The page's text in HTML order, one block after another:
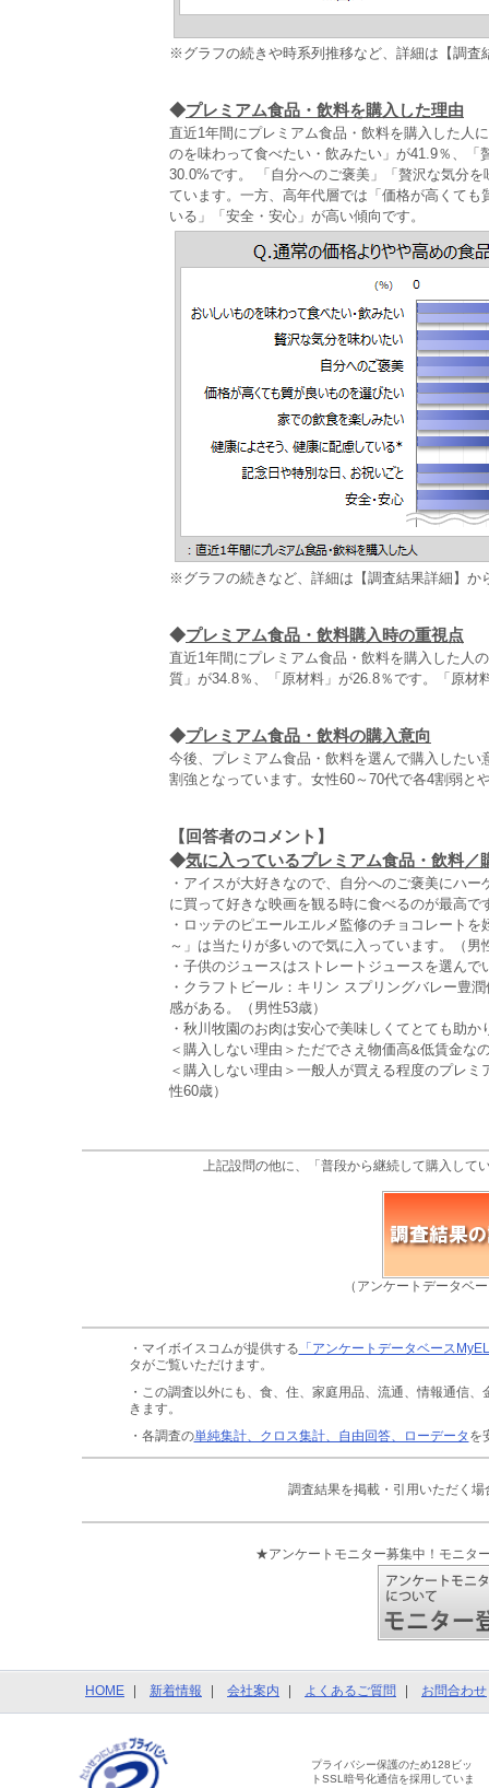
※グラフの続きや時系列推移など、詳細は【調査
◆プレミアム食品・飲料を購入した理由
直近1年間にプレミアム食品・飲料を購入した人
のを味わって食べたい・飲みたい」が41.9％、
30.0%です。 「自分へのご褒美」「贅沢な気分
ています。一方、高年代層では「価格が高くて
いる」「安全・安心」が高い傾向です。
※グラフの続きなど、詳細は【調査結果詳細】か
◆プレミアム食品・飲料購入時の重視点
直近1年間にプレミアム食品・飲料を購入した人
質」が34.8％、「原材料」が26.8％です。「原
◆プレミアム食品・飲料の購入意向
今後、プレミアム食品・飲料を選んで購入した
割強となっています。女性60～70代で各4割弱と
【回答者のコメント】
◆気に入っているプレミアム食品・飲料／
・アイスが大好きなので、自分へのご褒美にハ
に買って好きな映画を観る時に食べるのが最高で
・ロッテのピエールエルメ監修のチョコレート
～」は当たりが多いので気に入っています。（男
・子供のジュースはストレートジュースを選んで
・クラフトビール：キリン スプリングバレー豊
感がある。（男性53歳）
・秋川牧園のお肉は安心で美味しくてとても助か
＜購入しない理由＞ただでさえ物価高&低賃金な
＜購入しない理由＞一般人が買える程度のプレ
性60歳）
上記設問の他に、「普段から継続して購入して
（アンケートデータベ
・マイボイスコムが提供する 「アンケートデータベース
タがご覧いただけます。
・この調査以外にも、食、住、家庭用品、流通、情報通信、
きます。
・各調査の単純集計、クロス集計、自由回答、ローデータ を
調査結果を掲載・引用いただく場
★アンケートモニター募集中！モニタ
HOME 新着情報 会社案内 よくあるご質問 お問合わせ
プライバシー保護のため128ビッ
トSSL暗号化通信を採用していま